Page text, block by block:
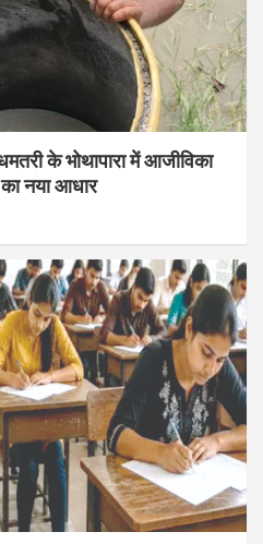
के भोथापारा में आजीविका
नया आधार